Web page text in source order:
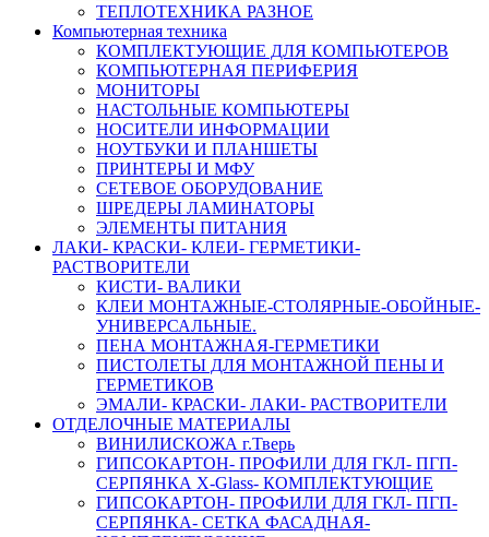
ТЕПЛОТЕХНИКА РАЗНОЕ
Компьютерная техника
КОМПЛЕКТУЮЩИЕ ДЛЯ КОМПЬЮТЕРОВ
КОМПЬЮТЕРНАЯ ПЕРИФЕРИЯ
МОНИТОРЫ
НАСТОЛЬНЫЕ КОМПЬЮТЕРЫ
НОСИТЕЛИ ИНФОРМАЦИИ
НОУТБУКИ И ПЛАНШЕТЫ
ПРИНТЕРЫ И МФУ
СЕТЕВОЕ ОБОРУДОВАНИЕ
ШРЕДЕРЫ ЛАМИНАТОРЫ
ЭЛЕМЕНТЫ ПИТАНИЯ
ЛАКИ- КРАСКИ- КЛЕИ- ГЕРМЕТИКИ-
РАСТВОРИТЕЛИ
КИСТИ- ВАЛИКИ
КЛЕИ МОНТАЖНЫЕ-СТОЛЯРНЫЕ-ОБОЙНЫЕ-
УНИВЕРСАЛЬНЫЕ.
ПЕНА МОНТАЖНАЯ-ГЕРМЕТИКИ
ПИСТОЛЕТЫ ДЛЯ МОНТАЖНОЙ ПЕНЫ И
ГЕРМЕТИКОВ
ЭМАЛИ- КРАСКИ- ЛАКИ- РАСТВОРИТЕЛИ
ОТДЕЛОЧНЫЕ МАТЕРИАЛЫ
ВИНИЛИСКОЖА г.Тверь
ГИПСОКАРТОН- ПРОФИЛИ ДЛЯ ГКЛ- ПГП-
СЕРПЯНКА X-Glass- КОМПЛЕКТУЮЩИЕ
ГИПСОКАРТОН- ПРОФИЛИ ДЛЯ ГКЛ- ПГП-
СЕРПЯНКА- СЕТКА ФАСАДНАЯ-